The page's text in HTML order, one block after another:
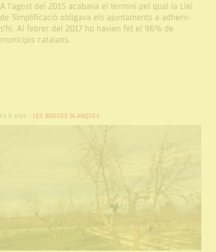
A l'agost del 2015 acabava el termini pel qual la Llei
de Simplificació obligava els ajuntaments a adherir-
s'hi. Al febrer del 2017 ho havien fet el 96% de
municipis catalans.
Fa 9 anys - LES BORGES BLANQUES